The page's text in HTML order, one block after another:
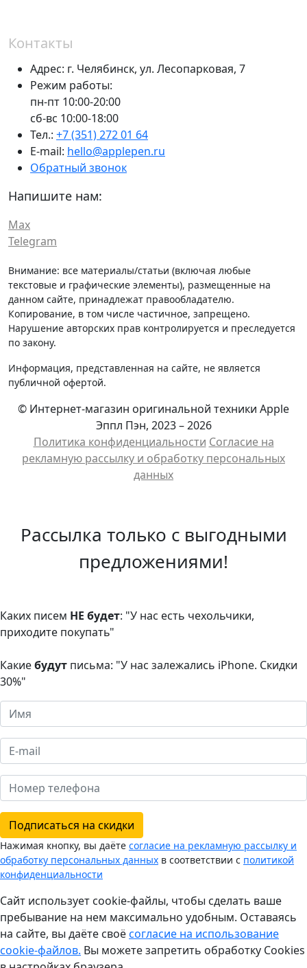
Контакты
Адрес: г. Челябинск, ул. Лесопарковая, 7
Режим работы:
пн-пт 10:00-20:00
сб-вс 10:00-18:00
Тел.: +7 (351) 272 01 64
E-mail: hello@applepen.ru
Обратный звонок
Напишите нам:
Max
Telegram
Внимание: все материалы/статьи (включая любые
текстовые и графические элементы), размещенные на
данном сайте, принадлежат правообладателю.
Копирование, в том числе частичное, запрещено.
Нарушение авторских прав контролируется и преследуется
по закону.
Информация, представленная на сайте, не является
публичной офертой.
© Интернет-магазин оригинальной техники Apple
Эппл Пэн, 2023 – 2026
Политика конфиденциальности Cогласие на
рекламную рассылку и обработку персональных
данных
Рассылка только с выгодными
предложениями!
Каких писем НЕ будет: "У нас есть чехольчики,
приходите покупать"
Какиебудут письма: "У нас залежались iPhone. Скидки
30%"
Подписаться на скидки
Нажимая кнопку, вы даёте согласие на рекламную рассылку и
обработку персональных данных в соответствии с политикой
конфиденциальности
Сайт использует cookie-файлы, чтобы сделать ваше
пребывание на нем максимально удобным. Оставаясь
на сайте, вы даёте своёсогласие на использование
cookie-файлов. Вы можете запретить обработку Cookies